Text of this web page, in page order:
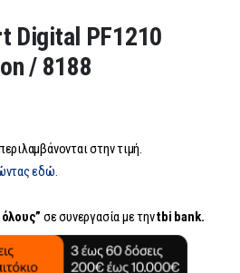
Digital PF1210
/ 8188
στην τιμή.
εδώ.
σε συνεργασία με τηνtbi bank.